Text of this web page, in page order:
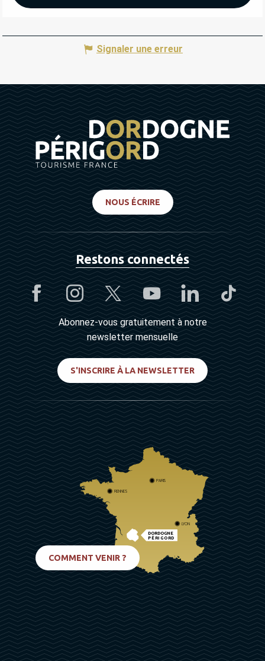
Signaler une erreur
NOUS ÉCRIRE
Restons connectés
Abonnez-vous gratuitement à notre
newsletter mensuelle
S'INSCRIRE À LA NEWSLETTER
DORDOGNE
PÉRIGORD
PARIS
RENNES
LYON
COMMENT VENIR ?